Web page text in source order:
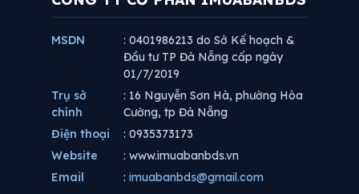
MSDN
: 0401986213 do Sở Kế hoạch &
Đầu tư TP Đà Nẵng cấp ngày
01/7/2019
Trụ sở
chính
: 16 Nguyễn Sơn Hà, phường Hòa
Cường, tp Đà Nẵng
Điện thoại
: 0935373173
Website
: www.imuabanbds.vn
Email
: imuabanbds@gmail.com